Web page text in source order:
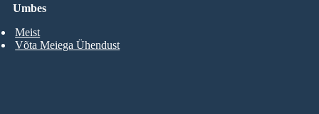
Umbes
Meist
Võta Meiega Ühendust